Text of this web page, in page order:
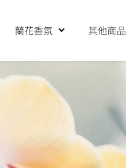
蘭花香氛 其他商品